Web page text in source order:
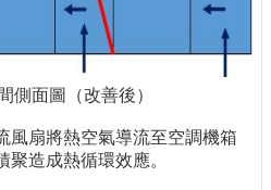
側面圖（改善後）
風扇將熱空氣導流至空調機箱
造成熱循環效應。